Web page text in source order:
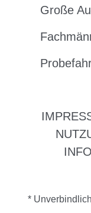
Große
*